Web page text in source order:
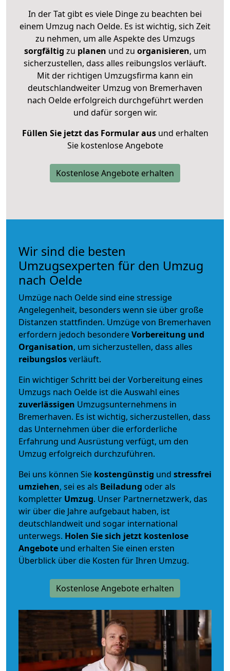
In der Tat gibt es viele Dinge zu beachten bei
einem Umzug nach Oelde. Es ist wichtig, sich Zeit
zu nehmen, um alle Aspekte des Umzugs
sorgfältig zu planen und zu organisieren, um
sicherzustellen, dass alles reibungslos verläuft.
Mit der richtigen Umzugsfirma kann ein
deutschlandweiter Umzug von Bremerhaven
nach Oelde erfolgreich durchgeführt werden
und dafür sorgen wir.
Füllen Sie jetzt das Formular ausund erhalten
Sie kostenlose Angebote
Kostenlose Angebote erhalten
Wir sind die besten
Umzugsexperten für den Umzug
nach Oelde
Umzüge nach Oelde sind eine stressige
Angelegenheit, besonders wenn sie über große
Distanzen stattfinden. Umzüge von Bremerhaven
erfordern jedoch besondereVorbereitung und
Organisation, um sicherzustellen, dass alles
reibungslosverläuft.
Ein wichtiger Schritt bei der Vorbereitung eines
Umzugs nach Oelde ist die Auswahl eines
zuverlässigen Umzugsunternehmens in
Bremerhaven. Es ist wichtig, sicherzustellen, dass
das Unternehmen über die erforderliche
Erfahrung und Ausrüstung verfügt, um den
Umzug erfolgreich durchzuführen.
Bei uns können Sie kostengünstig und stressfrei
umziehen, sei es als Beiladung oder als
kompletter Umzug. Unser Partnernetzwerk, das
wir über die Jahre aufgebaut haben, ist
deutschlandweit und sogar international
unterwegs. Holen Sie sich jetzt kostenlose
Angebote und erhalten Sie einen ersten
Überblick über die Kosten für Ihren Umzug.
Kostenlose Angebote erhalten